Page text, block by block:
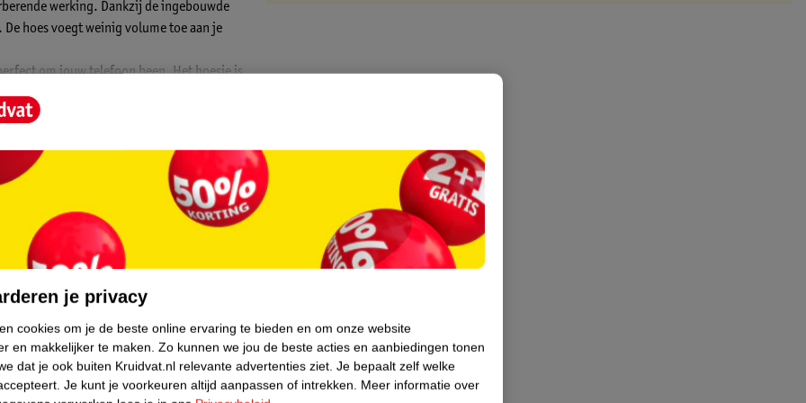
werking. Dankzij de ingebouwde
hoes voegt weinig volume toe aan je
om jouw telefoon heen. Het hoesje is
Dit zorgt ervoor dat alle
zijn en je toestel goed beschermd is
je iPhone gekoppeld worden. Dit product
altijd precies goed op jouw iPhone
MagSafe draadloze oplader en klikt een
gebruik maken van een MagSafe
materiaal
dat prettig aanvoelt. De binnenkant is
telefoon te voorkomen. Deze combinatie
design
vormgeving. Hierdoor ligt je iPhone
van zakelijk tot vrije tijd.Waarom de
je privacy
cookies om je de beste online ervaring te bieden en om onze website
en makkelijker te maken. Zo kunnen we jou de beste acties en aanbiedingen tonen
dat je ook buiten Kruidvat.nl relevante advertenties ziet. Je bepaalt zelf welke
Je kunt je voorkeuren altijd aanpassen of intrekken. Meer informatie over